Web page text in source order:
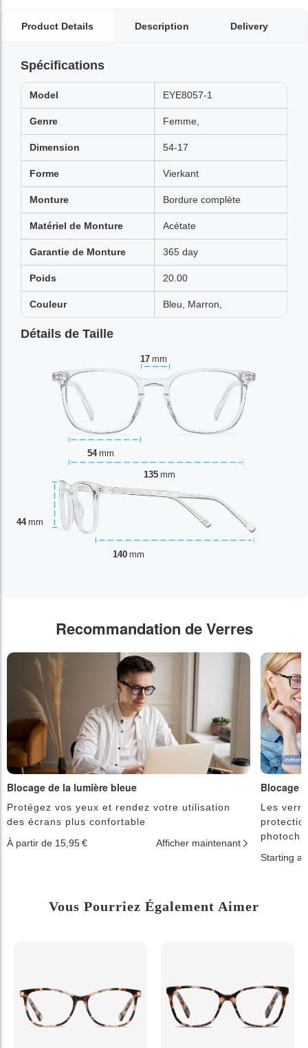
Product Details Description Delivery
Spécifications
Model EYE8057-1
Genre Femme,
Dimension 54-17
Forme Vierkant
Monture Bordure complète
Matériel de Monture Acétate
Garantie de Monture 365 day
Poids 20.00
Couleur Bleu, Marron,
Détails de Taille
17 mm
54 mm
44 mm
135 mm
140 mm
Recommandation de Verres
Blocage de la lumière bleue
Protégez vos yeux et rendez votre utilisation
des écrans plus confortable
À partir de 15,95 €
Afficher maintenant
Blocage
Les
Starting at
Vous Pourriez Également Aimer